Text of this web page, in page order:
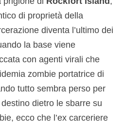
di proprietà della
diventa l’ultimo dei
la base viene
con agenti virali che
zombie portatrice di
tutto sembra perso per
dietro le sbarre su
ecco che l’ex carceriere